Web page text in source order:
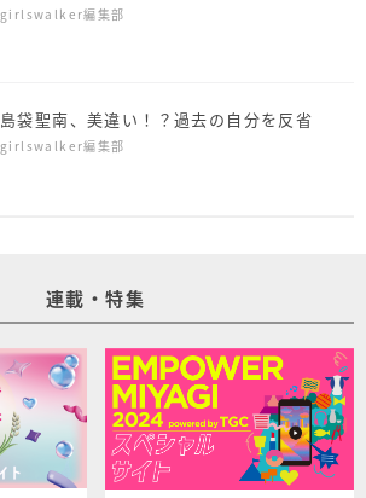
girlswalker編集部
島袋聖南、美違い！？過去の自分を反省
girlswalker編集部
連載・特集